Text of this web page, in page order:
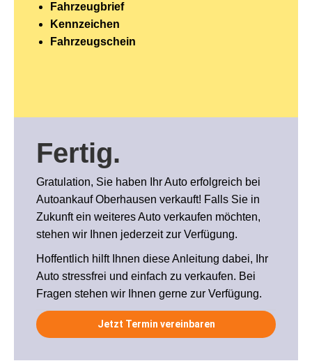
Fahrzeugbrief
Kennzeichen
Fahrzeugschein
Fertig.
Gratulation, Sie haben Ihr Auto erfolgreich bei
Autoankauf Oberhausen verkauft! Falls Sie in
Zukunft ein weiteres Auto verkaufen möchten,
stehen wir Ihnen jederzeit zur Verfügung.
Hoffentlich hilft Ihnen diese Anleitung dabei, Ihr
Auto stressfrei und einfach zu verkaufen. Bei
Fragen stehen wir Ihnen gerne zur Verfügung.
Jetzt Termin vereinbaren